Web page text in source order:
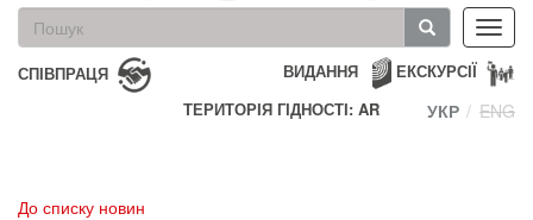
Пошукова
форма
Пошук
СПІВПРАЦЯ ЕКСКУРСІЇ
ВИДАННЯ
ТЕРИТОРІЯ ГІДНОСТІ: AR
УКР ENG
До списку новин